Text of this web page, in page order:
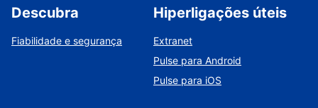
Descubra
Fiabilidade e segurança
Hiperligações úteis
Extranet
Pulse para Android
Pulse para iOS